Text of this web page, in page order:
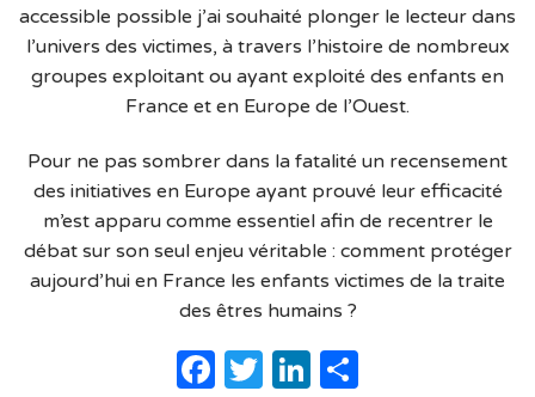
accessible possible j’ai souhaité plonger le lecteur dans
l’univers des victimes, à travers l’histoire de nombreux
groupes exploitant ou ayant exploité des enfants en
France et en Europe de l’Ouest.
Pour ne pas sombrer dans la fatalité un recensement
des initiatives en Europe ayant prouvé leur efficacité
m’est apparu comme essentiel afin de recentrer le
débat sur son seul enjeu véritable : comment protéger
aujourd’hui en France les enfants victimes de la traite
des êtres humains ?
Facebook
TwitterLinkedIn